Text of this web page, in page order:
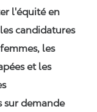
l'équité en
candidatures
les
et les
sur demande